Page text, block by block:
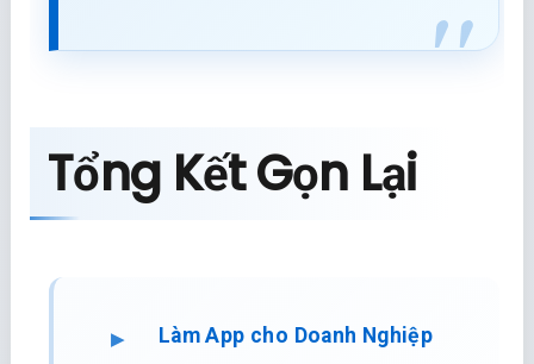
Tổng Kết Gọn Lại
Làm App cho Doanh Nghiệp